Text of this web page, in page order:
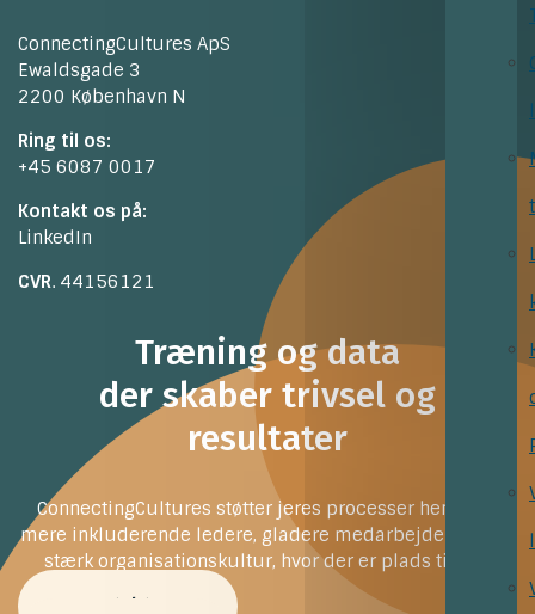
ConnectingCultures ApS
Ewaldsgade 3
2200 København N
Ring til os:
+45 6087 0017
Kontakt os på:
LinkedIn
CVR. 44156121
Træning og data
der skaber trivsel og
resultater
ConnectingCultures støtter jeres processer henimod
mere inkluderende ledere, gladere medarbejdere og en
stærk organisationskultur, hvor der er plads til alle
Kontakt os